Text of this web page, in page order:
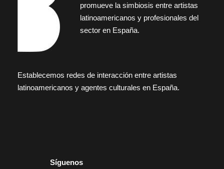
promueve la simbiosis entre artistas
latinoamericanos y profesionales del
sector en España.
Establecemos redes de interacción entre artistas
latinoamericanos y agentes culturales en España.
Síguenos